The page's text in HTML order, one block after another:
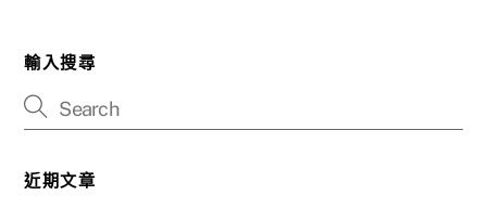
輸入搜尋
近期文章